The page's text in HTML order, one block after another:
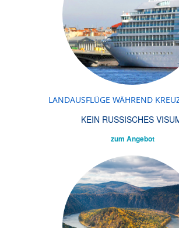
LANDAUSFLÜGE WÄHREND
KEIN RUSSISCHES
zum Angebot